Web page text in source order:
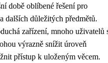
době oblíbené řešení pro
dalších důležitých předmětů.
zařízení, mnoho uživatelů
výrazně snížit úroveň
přístup k uloženým věcem.